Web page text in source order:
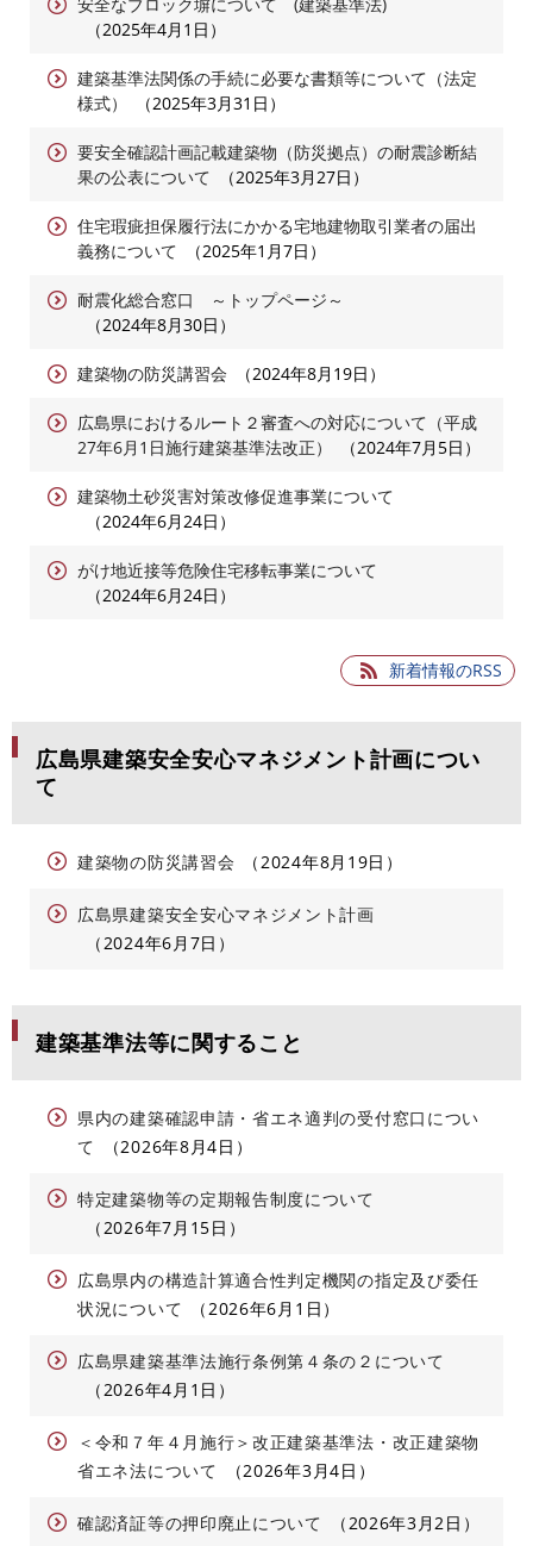
2025年4月1日
建築基準法関係の手続に必要な書類等について（法定
様式）
2025年3月31日
要安全確認計画記載建築物（防災拠点）の耐震診断結
果の公表について
2025年3月27日
住宅瑕疵担保履行法にかかる宅地建物取引業者の届出
義務について
2025年1月7日
耐震化総合窓口 ～トップページ～
2024年8月30日
建築物の防災講習会 2024年8月19日
広島県におけるルート２審査への対応について（平成
27年6月1日施行建築基準法改正）
2024年7月5日
建築物土砂災害対策改修促進事業について
2024年6月24日
がけ地近接等危険住宅移転事業について
2024年6月24日
新着情報のRSS
広島県建築安全安心マネジメント計画につい
て
建築物の防災講習会 2024年8月19日
広島県建築安全安心マネジメント計画
2024年6月7日
建築基準法等に関すること
県内の建築確認申請・省エネ適判の受付窓口につい
て
2026年8月4日
特定建築物等の定期報告制度について
2026年7月15日
広島県内の構造計算適合性判定機関の指定及び委任
状況について
2026年6月1日
広島県建築基準法施行条例第４条の２について
2026年4月1日
＜令和７年４月施行＞改正建築基準法・改正建築物
省エネ法について
2026年3月4日
確認済証等の押印廃止について 2026年3月2日